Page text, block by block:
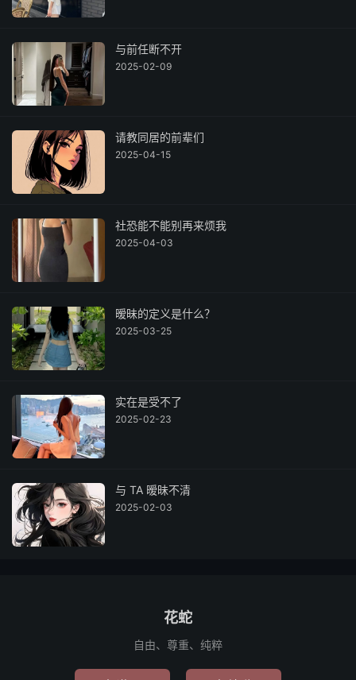
与前任断不开
2025-02-09
请教同居的前辈们
2025-04-15
社恐能不能别再来烦我
2025-04-03
暧昧的定义是什么？
2025-03-25
实在是受不了
2025-02-23
与 TA 暧昧不清
2025-02-03
花蛇
自由、尊重、纯粹